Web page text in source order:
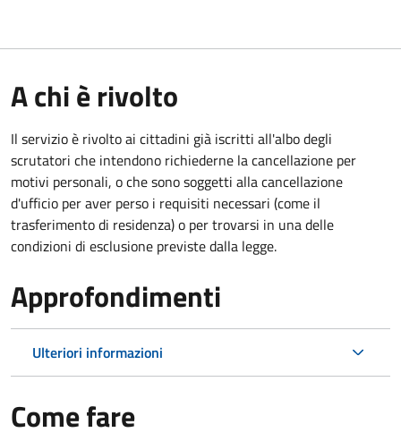
A chi è rivolto
Il servizio è rivolto ai cittadini già iscritti all'albo degli
scrutatori che intendono richiederne la cancellazione per
motivi personali, o che sono soggetti alla cancellazione
d'ufficio per aver perso i requisiti necessari (come il
trasferimento di residenza) o per trovarsi in una delle
condizioni di esclusione previste dalla legge.
Approfondimenti
Ulteriori informazioni
Come fare